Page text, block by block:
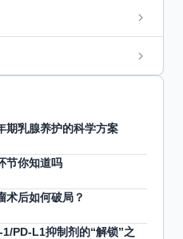
期乳腺养护的科学方案
节你知道吗
术后如何破局？
1/PD-L1抑制剂的“解锁”之